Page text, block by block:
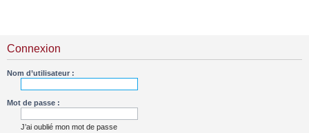
Connexion
Nom d’utilisateur :
Mot de passe :
J’ai oublié mon mot de passe